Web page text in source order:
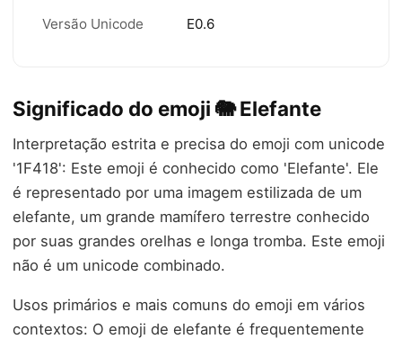
Versão Unicode E0.6
Significado do emoji 🐘 Elefante
Interpretação estrita e precisa do emoji com unicode
'1F418': Este emoji é conhecido como 'Elefante'. Ele
é representado por uma imagem estilizada de um
elefante, um grande mamífero terrestre conhecido
por suas grandes orelhas e longa tromba. Este emoji
não é um unicode combinado.
Usos primários e mais comuns do emoji em vários
contextos: O emoji de elefante é frequentemente